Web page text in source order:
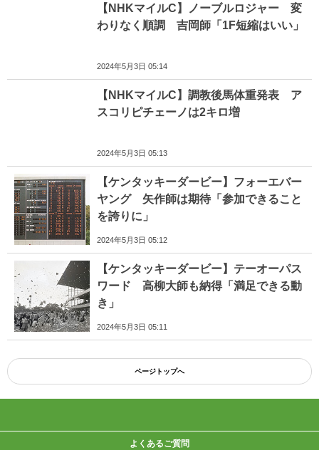
【NHKマイルC】ノーブルロジャー 変
わりなく順調 吉岡師「1F短縮はいい」
2024年5月3日 05:14
【NHKマイルC】調教後馬体重発表 ア
スコリピチェーノは2キロ増
2024年5月3日 05:13
【ケンタッキーダービー】フォーエバー
ヤング 矢作師は期待「参加できること
を誇りに」
2024年5月3日 05:12
【ケンタッキーダービー】テーオーパス
ワード 高柳大師も納得「満足できる動
き」
2024年5月3日 05:11
ページトップへ
よくあるご質問